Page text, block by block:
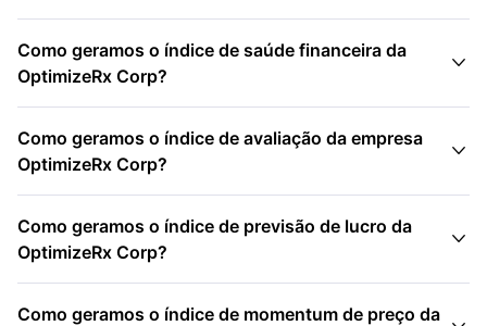
Como geramos o índice de saúde financeira da
OptimizeRx Corp?

Como geramos o índice de avaliação da empresa
OptimizeRx Corp?

Como geramos o índice de previsão de lucro da
OptimizeRx Corp?

Como geramos o índice de momentum de preço da